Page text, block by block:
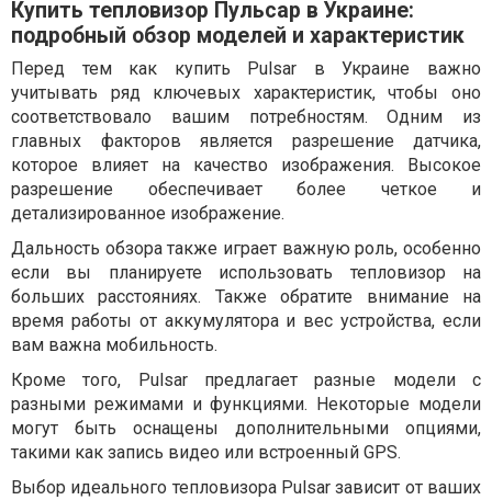
Купить тепловизор Пульсар в Украине:
подробный обзор моделей и характеристик
Перед тем как купить Pulsar в Украине важно
учитывать ряд ключевых характеристик, чтобы оно
соответствовало вашим потребностям. Одним из
главных факторов является разрешение датчика,
которое влияет на качество изображения. Высокое
разрешение обеспечивает более четкое и
детализированное изображение.
Дальность обзора также играет важную роль, особенно
если вы планируете использовать тепловизор на
больших расстояниях. Также обратите внимание на
время работы от аккумулятора и вес устройства, если
вам важна мобильность.
Кроме того, Pulsar предлагает разные модели с
разными режимами и функциями. Некоторые модели
могут быть оснащены дополнительными опциями,
такими как запись видео или встроенный GPS.
Выбор идеального тепловизора Pulsar зависит от ваших